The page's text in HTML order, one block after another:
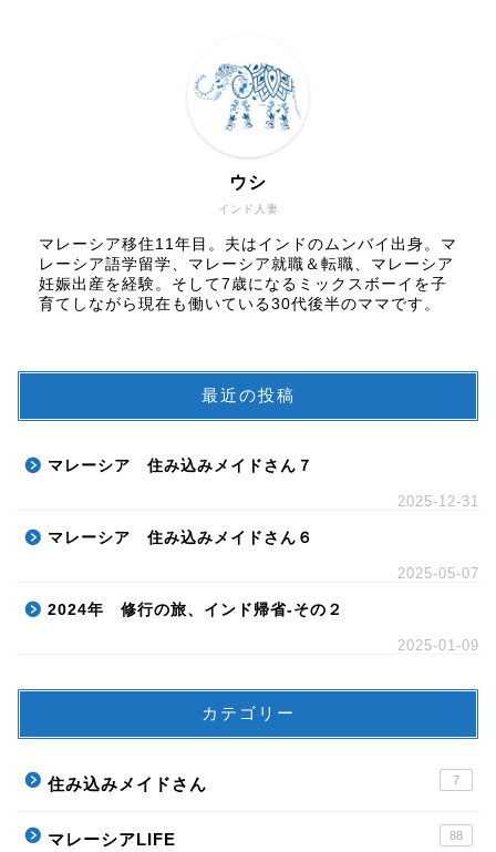
インド人妻
ウシ
マレーシア移住11年目。夫はインドのムンバイ出身。マ
レーシア語学留学、マレーシア就職＆転職、マレーシア
妊娠出産を経験。そして7歳になるミックスボーイを子
育てしながら現在も働いている30代後半のママです。
最近の投稿
マレーシア 住み込みメイドさん７
2025-12-31
マレーシア 住み込みメイドさん６
2025-05-07
2024年 修行の旅、インド帰省-その２
2025-01-09
カテゴリー
住み込みメイドさん 7
マレーシアLIFE 88